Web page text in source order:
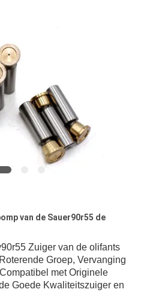
van de Sauer90r55 de
Zuiger van de olifants
Groep, Vervanging
met Originele
Goede Kwaliteitszuiger en